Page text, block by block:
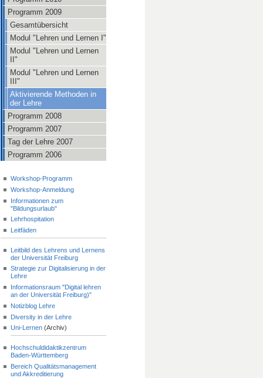
Programm 2009
Gesamtübersicht
Modul "Lehren und Lernen I"
Modul "Lehren und Lernen
II"
Modul "Lehren und Lernen
III"
Aktivierende Methoden in
der Lehre
Programm 2008
Programm 2007
Tag der Lehre 2007
Programm 2006
Workshop-Programm
Workshop-Anmeldung
Informationen zum
"Bildungsurlaub"
Lehrhospitation
Leitfäden
Leitbild des Lehrens und Lernens
der Universität Freiburg
Strategie zur Digitalisierung in der
Lehre
Informationsraum "Digital lehren
an der Universität Freiburg)"
Notizblog Lehre
Diversity in der Lehre
Uni-Lernen(Archiv)
Hochschuldidaktikzentrum
Baden-Württemberg
Bereich Qualitätsmanagement
und Akkreditierung